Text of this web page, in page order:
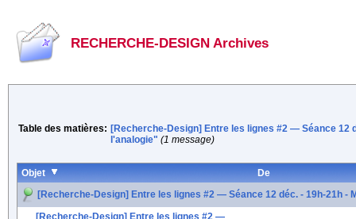
RECHERCHE-DESIGN Archives
Table des matières: [Recherche-Design] Entre les lignes #2 — Séance 12
l'analogie" (1 message)
Objet
De
[Recherche-Design] Entre les lignes #2 — Séance 12 déc. - 19h-21h
[Recherche-Design] Entre les lignes #2 —